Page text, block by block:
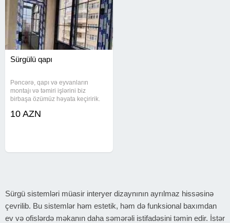
Sürgülü qapı
Pəncərə, qapı və eyvanların
montajı və təmiri işlərini biz
birbaşa özümüz həyata keçiririk.
olaraq müştərinin rahatlığını və
10 AZN
Sürgü sistemləri müasir interyer dizaynının ayrılmaz hissəsinə
çevrilib. Bu sistemlər həm estetik, həm də funksional baxımdan
ev və ofislərdə məkanın daha səmərəli istifadəsini təmin edir. İstər